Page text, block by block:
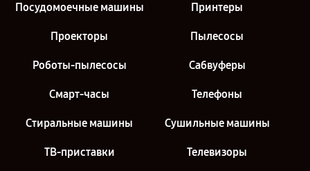
Посудомоечные машины Принтеры
Проекторы Пылесосы
Роботы-пылесосы Сабвуферы
Смарт-часы Телефоны
Стиральные машины Сушильные машины
ТВ-приставки Телевизоры